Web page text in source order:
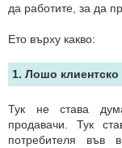
да работите, за да
Ето върху какво:
1. Лошо
Тук не става
продавачи. Тук
потребителя във